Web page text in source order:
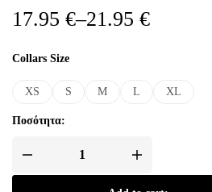
17.95 €–21.95 €
Collars Size
XS S M L XL
Ποσότητα: